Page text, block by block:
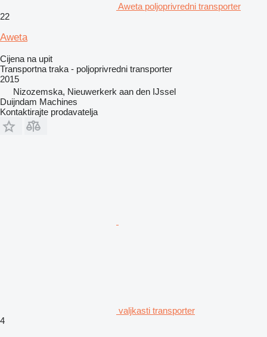
Aweta poljoprivredni transporter
22
Aweta
Cijena na upit
Transportna traka - poljoprivredni transporter
2015
Nizozemska, Nieuwerkerk aan den IJssel
Duijndam Machines
Kontaktirajte prodavatelja
valjkasti transporter
4